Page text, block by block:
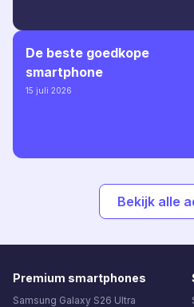
De beste goedkope
smartphone
15 juli 2026
Bekijk alle
Premium smartphones
Samsung Galaxy S26 Ultra